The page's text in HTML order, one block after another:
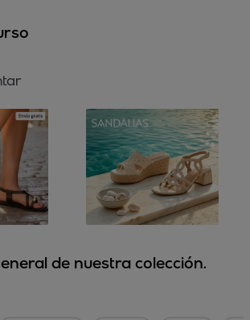
de nuestra colección.